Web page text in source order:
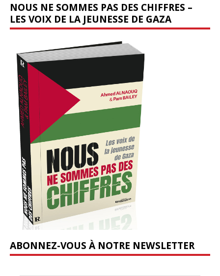
NOUS NE SOMMES PAS DES CHIFFRES –
LES VOIX DE LA JEUNESSE DE GAZA
ABONNEZ-VOUS À NOTRE NEWSLETTER